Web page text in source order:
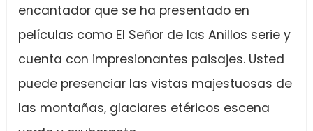
encantador que se ha presentado en
películas como El Señor de las Anillos serie y
cuenta con impresionantes paisajes. Usted
puede presenciar las vistas majestuosas de
las montañas, glaciares etéricos escena